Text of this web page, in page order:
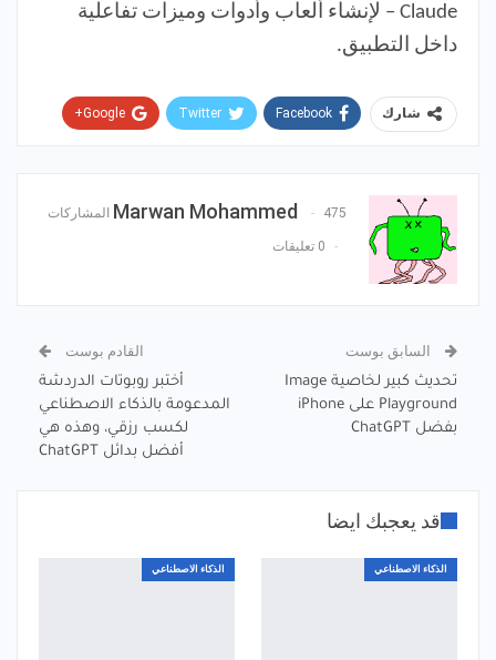
Claude – لإنشاء ألعاب وأدوات وميزات تفاعلية
داخل التطبيق.
شارك Facebook
Twitter
Google+
Marwan Mohammed 475 المشاركات
0 تعليقات
السابق بوست
تحديث كبير لخاصية Image
Playground على iPhone
بفضل ChatGPT
القادم بوست
أختبر روبوتات الدردشة
المدعومة بالذكاء الاصطناعي
لكسب رزقي، وهذه هي
أفضل بدائل ChatGPT
قد يعجبك ايضا
الذكاء الاصطناعي الذكاء الاصطناعي